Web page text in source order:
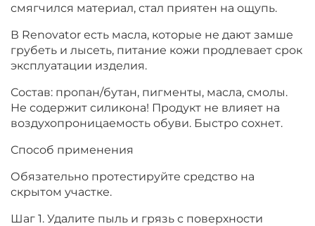
смягчился материал, стал приятен на ощупь.
В Renovator есть масла, которые не дают замше
грубеть и лысеть, питание кожи продлевает срок
эксплуатации изделия.
Состав: пропан/бутан, пигменты, масла, смолы.
Не содержит силикона! Продукт не влияет на
воздухопроницаемость обуви. Быстро сохнет.
Способ применения
Обязательно протестируйте средство на
скрытом участке.
Шаг 1. Удалите пыль и грязь с поверхности